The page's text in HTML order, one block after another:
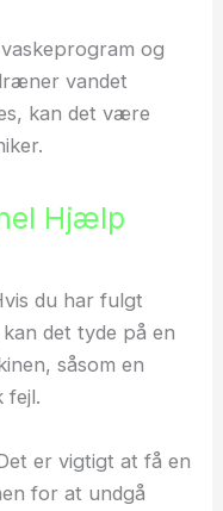
og
vandet
kan det være
Hjælp
du har fulgt
det tyde på en
såsom en
fejl.
er vigtigt at få en
for at undgå